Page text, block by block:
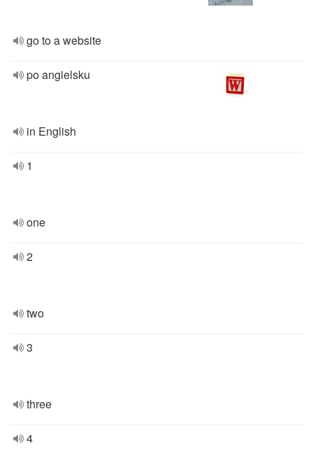
go to a website
po angielsku
in English
1
one
2
two
3
three
4